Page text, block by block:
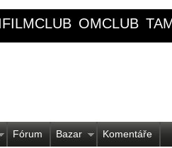
OMCLUB
Fórum Bazar Komentáře